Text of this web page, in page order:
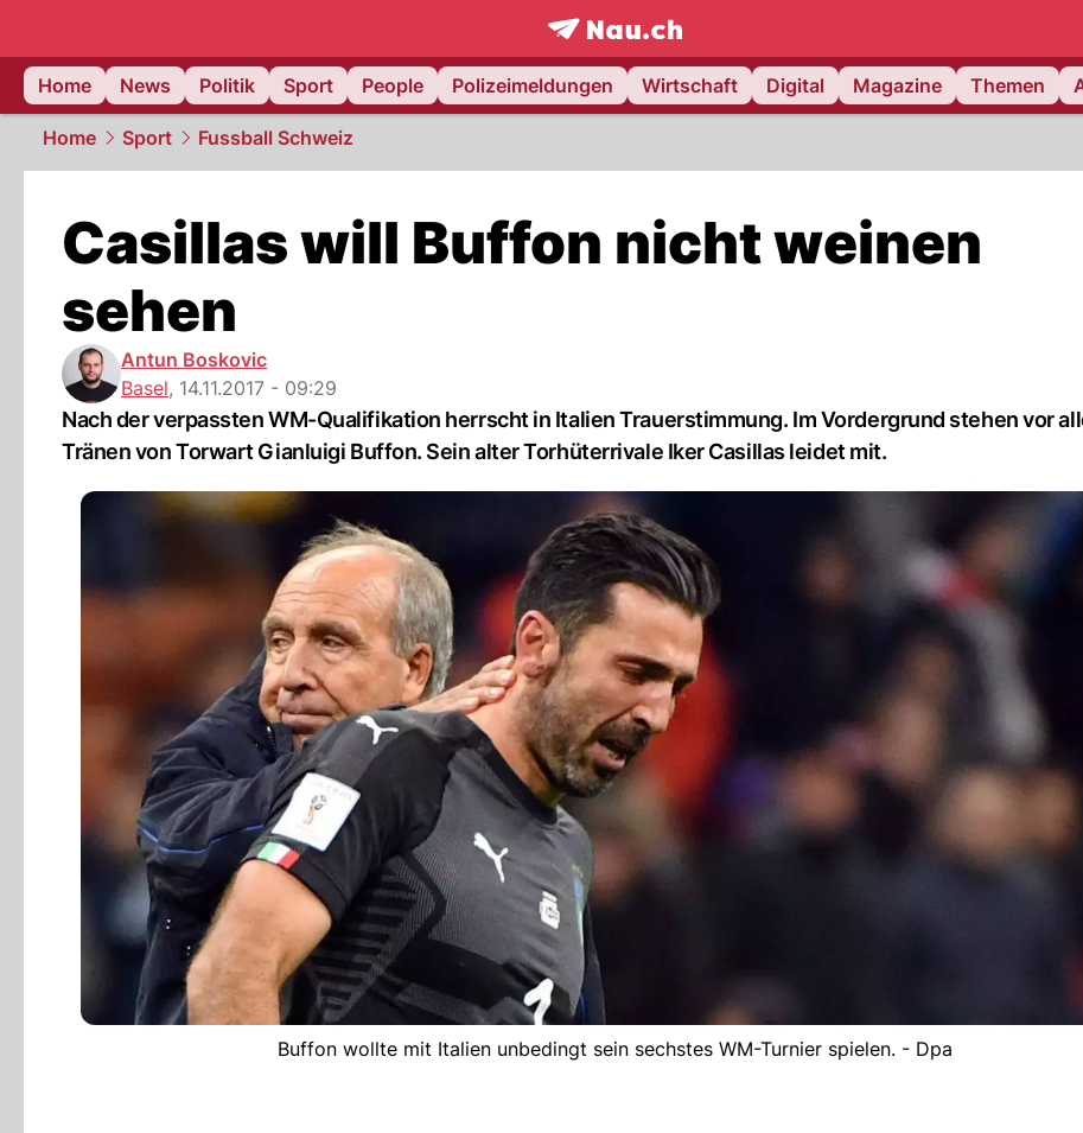
frontpage.NAU.ch
Home
News Politik Sport People Polizeimeldungen Wirtschaft Digital Magazine Themen
Home Sport Fussball Schweiz
Casillas will Buffon nicht weinen
sehen
Antun Boskovic
Basel, 14.11.2017 - 09:29
Nach der verpassten WM-Qualifikation herrscht in Italien Trauerstimmung. Im Vordergrund stehen vor
Tränen von Torwart Gianluigi Buffon. Sein alter Torhüterrivale Iker Casillas leidet mit.
Buffon wollte mit Italien unbedingt sein sechstes WM-Turnier spielen. - Dpa